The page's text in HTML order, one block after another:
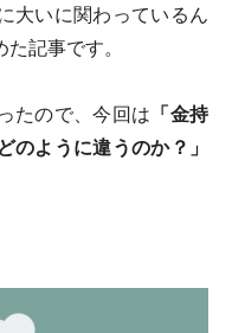
大いに関わっているん
記事です。
たので、今回は 「金持
のように違うのか？」